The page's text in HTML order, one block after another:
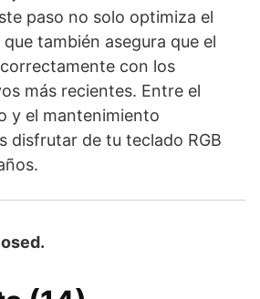
paso no solo optimiza el
también asegura que el
con los
más recientes. Entre el
y el mantenimiento
disfrutar de tu teclado RGB